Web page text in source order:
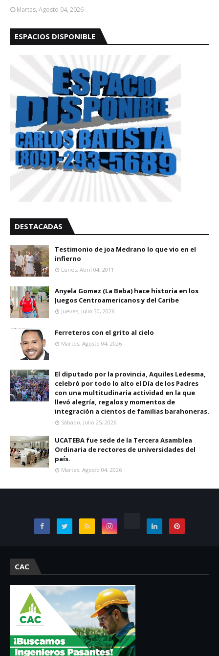
Martes, Agosto 04, 2026
ESPACIOS DISPONIBLE
DESTACADAS
Testimonio de joa Medrano lo que vio en el
infierno
Lunes, Abril 04, 2011
Anyela Gomez (La Beba) hace historia en los
Juegos Centroamericanos y del Caribe
Jueves, Julio 30, 2026
Ferreteros con el grito al cielo
Martes, Agosto 04, 2026
El diputado por la provincia, Aquiles Ledesma,
celebró por todo lo alto el Día de los Padres
con una multitudinaria actividad en la que
llevó alegría, regalos y momentos de
integración a cientos de familias barahoneras.
Sábado, Julio 25, 2026
UCATEBA fue sede de la Tercera Asamblea
Ordinaria de rectores de universidades del
país.
Martes, Agosto 04, 2026
CAC